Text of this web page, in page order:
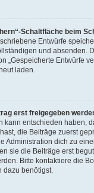
Schaltfläche beim
Entwürfe
und absenden.
„Gespeicherte Entwürfe
laden.
erst freigegeben
kann entschieden haben,
die Beiträge zuerst
Administration dich zu
sie die Beiträge erst
Bitte kontaktiere die
dazu benötigst.